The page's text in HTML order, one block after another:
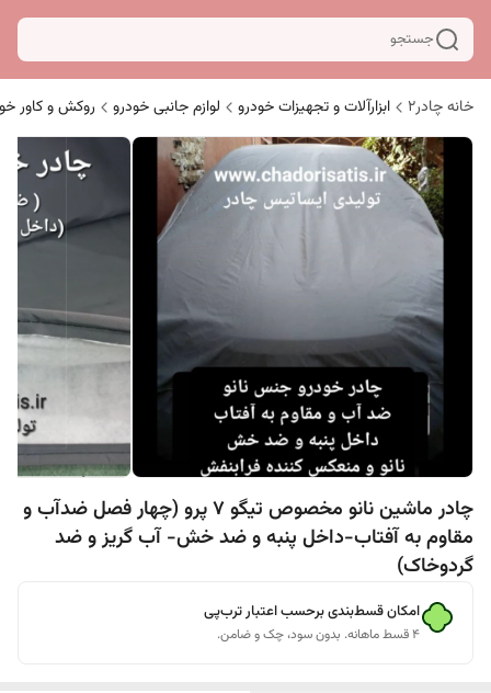
جستجو
خانه چادر۲ ابزارآلات و تجهیزات خودرو لوازم جانبی خودرو روکش و کاور
چادر ماشین نانو مخصوص تیگو 7 پرو (چهار فصل ضدآب و
مقاوم به آفتاب-داخل پنبه و ضد خش- آب گریز و ضد
گردوخاک)
امکان قسط‌بندی برحسب اعتبار ترب‌پی
۴ قسط ماهانه. بدون سود، چک و ضامن.